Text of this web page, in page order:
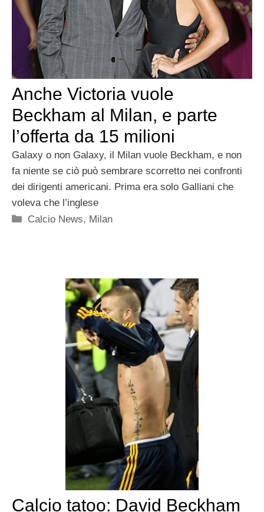
Anche Victoria vuole
Beckham al Milan, e parte
l’offerta da 15 milioni
Galaxy o non Galaxy, il Milan vuole Beckham, e non
fa niente se ciò può sembrare scorretto nei confronti
dei dirigenti americani. Prima era solo Galliani che
voleva che l’inglese
Categorie
Calcio News, Milan
Calcio tatoo: David Beckham